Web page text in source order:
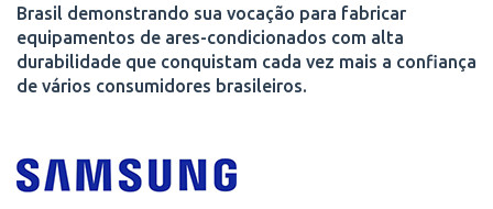
Brasil demonstrando sua vocação para fabricar
equipamentos de ares-condicionados com alta
durabilidade que conquistam cada vez mais a confiança
de vários consumidores brasileiros.